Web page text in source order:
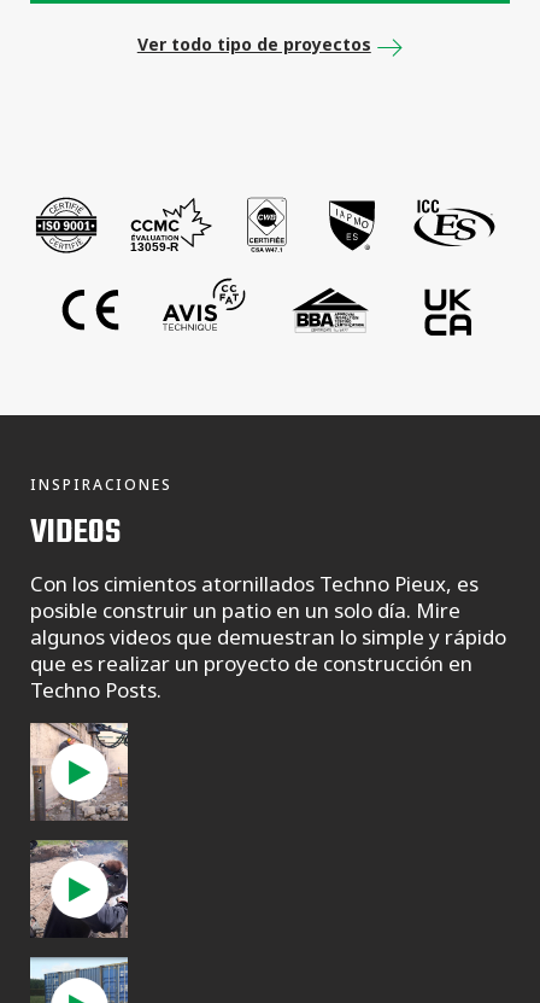
Ver todo tipo de proyectos
INSPIRACIONES
VIDEOS
Con los cimientos atornillados Techno Pieux, es
posible construir un patio en un solo día. Mire
algunos videos que demuestran lo simple y rápido
que es realizar un proyecto de construcción en
Techno Posts.